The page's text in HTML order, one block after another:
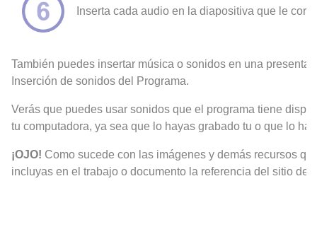
Inserta cada audio en la diapositiva que le
También puedes insertar música o sonidos en una
Inserción de sonidos del Programa.
Verás que puedes usar sonidos que el programa tiene
tu computadora, ya sea que lo hayas grabado tu o que lo
¡OJO! Como sucede con las imágenes y demás recursos
incluyas en el trabajo o documento la referencia del sitio de